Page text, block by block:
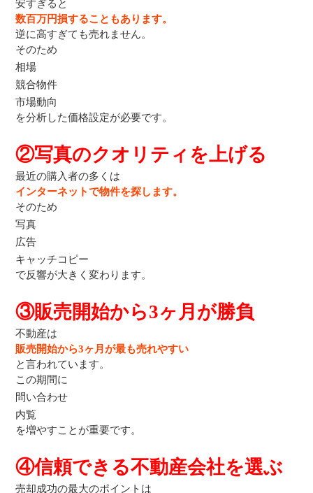
安すぎると
数百万円損することもあります。
逆に高すぎても売れません。
そのため
相場
競合物件
市場動向
を分析した価格設定が必要です。
②写真のクオリティを上げる
最近の購入者の多くは
インターネットで物件を探します。
そのため
写真
広告
キャッチコピー
で反響が大きく変わります。
③販売開始から3ヶ月が勝負
不動産は
販売開始から3ヶ月が最も売れやすい
と言われています。
この期間に
問い合わせ
内覧
を増やすことが重要です。
④信頼できる不動産会社を選ぶ
売却成功の最大のポイントは